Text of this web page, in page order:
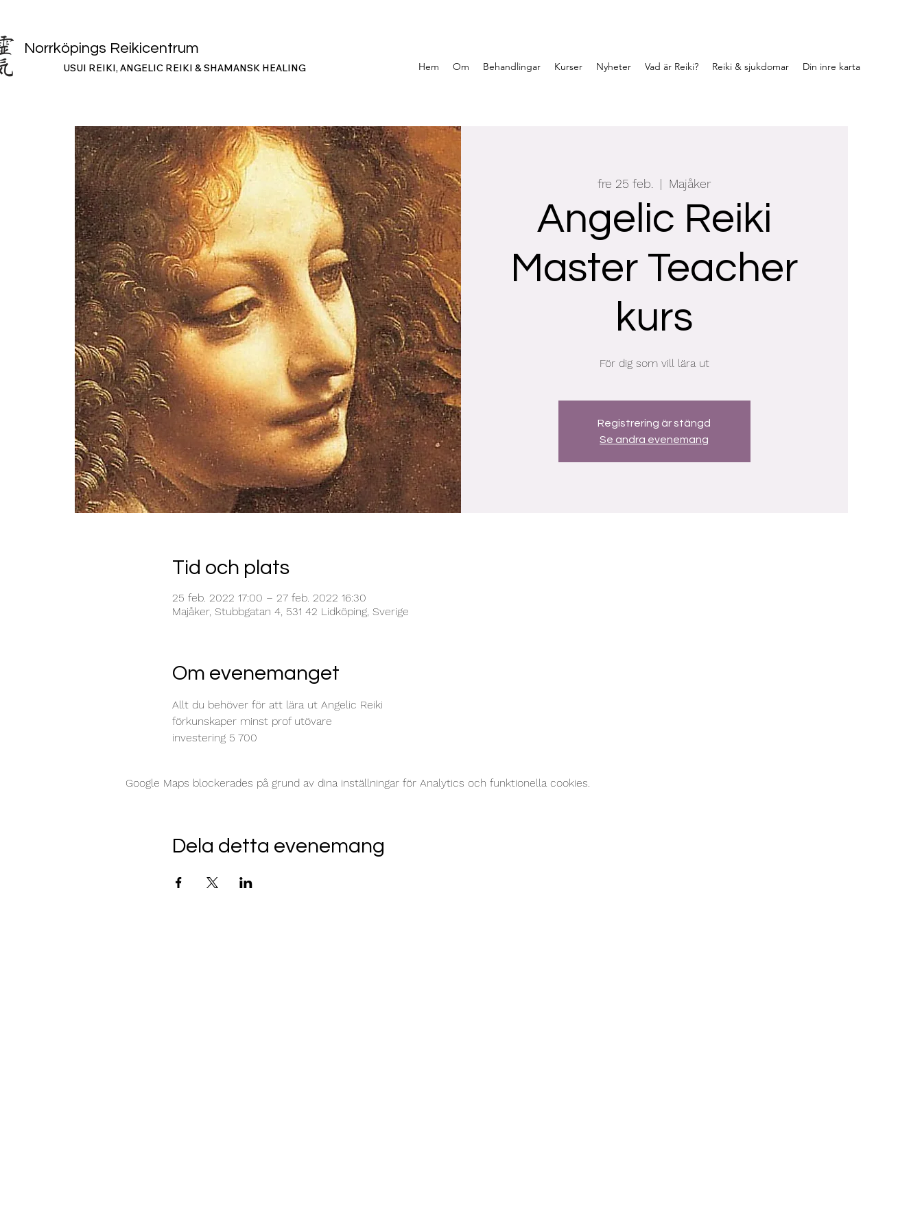
USUI REIKI, ANGELIC REIKI & SHAMANSK HEALING Hem Om Behandlingar Kurser Nyheter Vad är Reiki? Reiki & sjukdomar Din inre karta
Norrköpings Reikicentrum
fre 25 feb.
  |
Majåker
Angelic Reiki
Master Teacher
kurs
För dig som vill lära ut
Registrering är stängd
Se andra evenemang
Tid och plats
25 feb. 2022 17:00 – 27 feb. 2022 16:30
Majåker, Stubbgatan 4, 531 42 Lidköping, Sverige
Om evenemanget
Allt du behöver för att lära ut Angelic Reiki
förkunskaper minst prof utövare
investering 5 700
Google Maps blockerades på grund av dina inställningar för Analytics och funktionella cookies.
Dela detta evenemang